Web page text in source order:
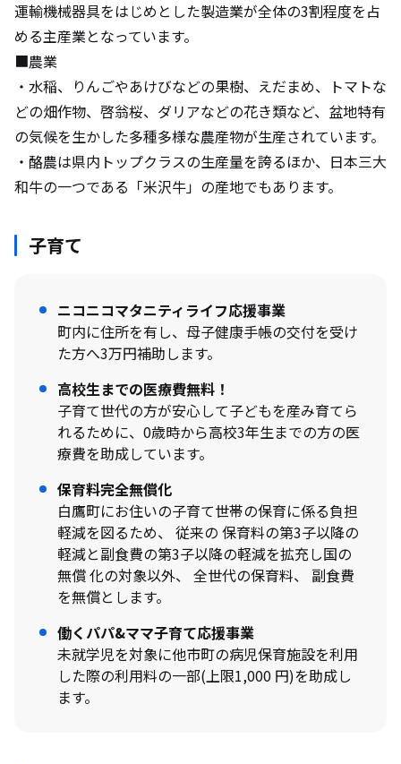
運輸機械器具をはじめとした製造業が全体の3割程度を占
める主産業となっています。
■農業
・水稲、りんごやあけびなどの果樹、えだまめ、トマトな
どの畑作物、啓翁桜、ダリアなどの花き類など、盆地特有
の気候を生かした多種多様な農産物が生産されています。
・酪農は県内トップクラスの生産量を誇るほか、日本三大
和牛の一つである「米沢牛」の産地でもあります。
子育て
ニコニコマタニティライフ応援事業
町内に住所を有し、母子健康手帳の交付を受け
た方へ3万円補助します。
高校生までの医療費無料！
子育て世代の方が安心して子どもを産み育てら
れるために、0歳時から高校3年生までの方の医
療費を助成しています。
保育料完全無償化
白鷹町にお住いの子育て世帯の保育に係る負担
軽減を図るため、 従来の 保育料の第3子以降の
軽減と副食費の第3子以降の軽減を拡充し国の
無償 化の対象以外、 全世代の保育料、 副食費
を無償とします。
働くパパ&ママ子育て応援事業
未就学児を対象に他市町の病児保育施設を利用
した際の利用料の一部(上限1,000 円)を助成し
ます。